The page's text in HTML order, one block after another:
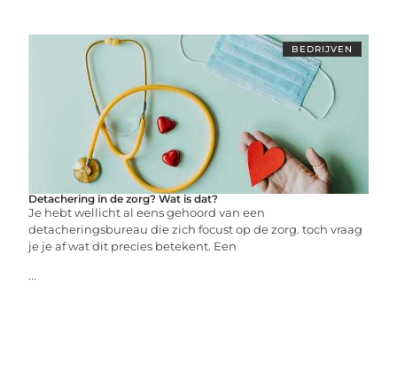
BEDRIJVEN
Detachering in de zorg? Wat is dat?
Je hebt wellicht al eens gehoord van een
detacheringsbureau die zich focust op de zorg. toch vraag
je je af wat dit precies betekent. Een
...